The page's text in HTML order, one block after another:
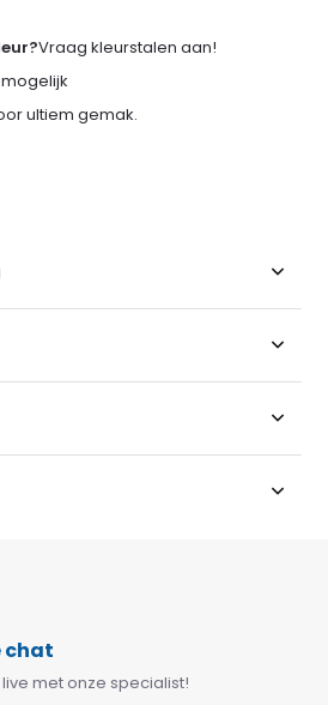
Vraag kleurstalen aan!
ultiem gemak.
chat
live met onze specialist!